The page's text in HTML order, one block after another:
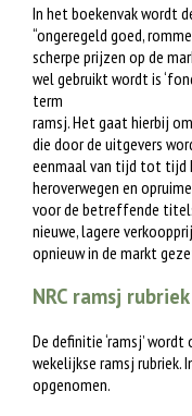
In het boekenvak wordt
“ongeregeld goed,
scherpe prijzen op de
wel gebruikt wordt is
term
ramsj. Het gaat hierbij
die door de uitgevers
eenmaal van tijd tot
heroverwegen en
voor de betreffende
nieuwe, lagere
opnieuw in de markt
NRC ramsj rubriek
De definitie ‘ramsj’
wekelijkse ramsj rubriek.
opgenomen.